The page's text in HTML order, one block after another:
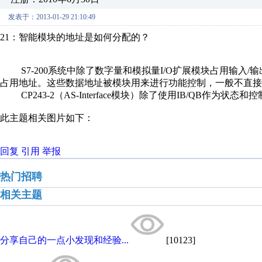
发表于：2013-01-29 21:10:49
21：智能模块的地址是如何分配的？
S7-200系统中除了数字量和模拟量I/O扩展模块占用输入/输
占用地址。这些数据地址被模块用来进行功能控制，一般不直
CP243-2（AS-Interface模块）除了使用IB/QB作为状态和控
此主题相关图片如下：
回复 引用 举报
热门招聘
相关主题
分享自己的一点小发现和经验... [10123]